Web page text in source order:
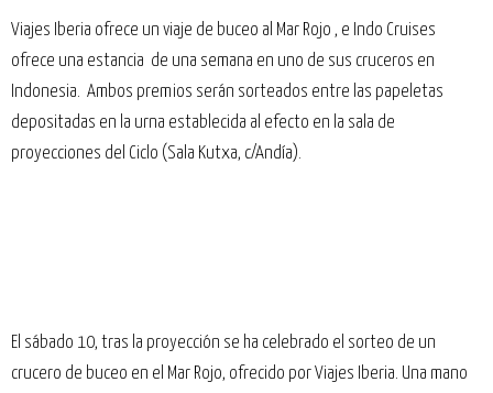
Viajes Iberia ofrece un viaje de buceo al Mar Rojo , e Indo Cruises
ofrece una estancia de una semana en uno de sus cruceros en
Indonesia. Ambos premios serán sorteados entre las papeletas
depositadas en la urna establecida al efecto en la sala de
proyecciones del Ciclo (Sala Kutxa, c/Andía).
El sábado 10, tras la proyección se ha celebrado el sorteo de un
crucero de buceo en el Mar Rojo, ofrecido porViajes Iberia. Una mano